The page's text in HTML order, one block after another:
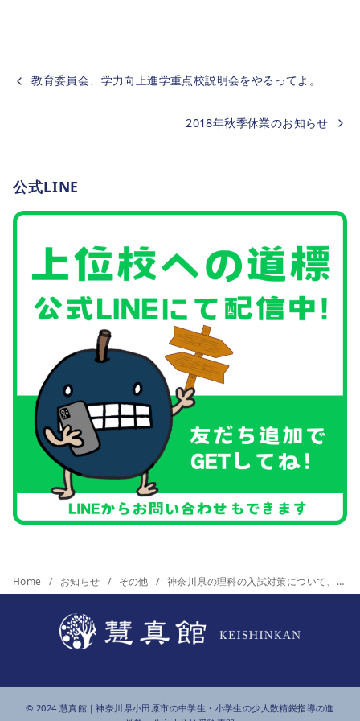
教育委員会、学力向上進学重点校説明会をやるってよ。
2018年秋季休業のお知らせ
公式LINE
Home お知らせ その他 神奈川県の理科の入試対策について、ゴリゴリの勉強会やります！
© 2024 慧真館 ｜神奈川県小田原市の中学生・小学生の少人数精鋭指導の進